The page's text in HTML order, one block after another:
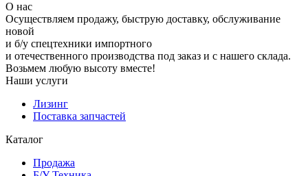
О нас
Осуществляем продажу, быструю доставку, обслуживание
новой
и б/у спецтехники импортного
и отечественного производства под заказ и с нашего склада.
Возьмем любую высоту вместе!
Наши услуги
Лизинг
Поставка запчастей
Каталог
Продажа